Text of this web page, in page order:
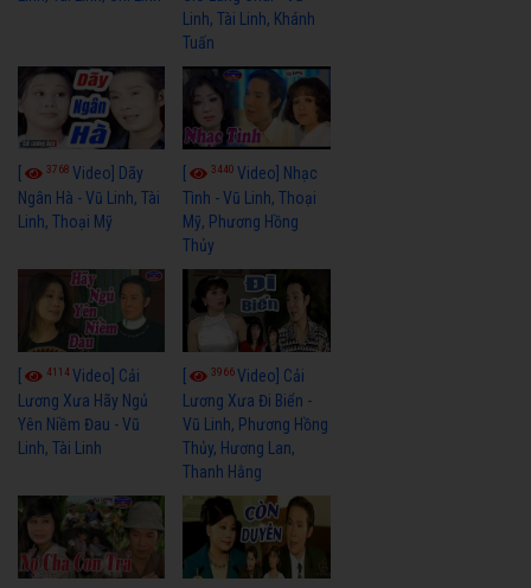
Linh, Tài Linh, Khánh
Tuấn
3768 Video] Dãy
Ngân Hà - Vũ Linh, Tài
Linh, Thoại Mỹ
3440Video] Nhạc
Tình - Vũ Linh, Thoại
Mỹ, Phương Hồng
Thủy
4114Video] Cải
Lương Xưa Hãy Ngủ
Yên Niềm Đau - Vũ
Linh, Tài Linh
3966Video] Cải
Lương Xưa Đi Biển -
Vũ Linh, Phương Hồng
Thủy, Hương Lan,
Thanh Hằng